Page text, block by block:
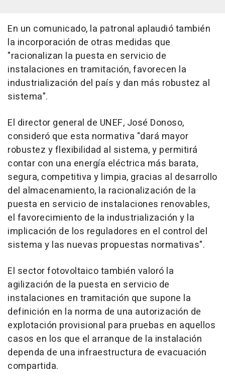
En un comunicado, la patronal aplaudió también
la incorporación de otras medidas que
"racionalizan la puesta en servicio de
instalaciones en tramitación, favorecen la
industrialización del país y dan más robustez al
sistema".
El director general de UNEF, José Donoso,
consideró que esta normativa "dará mayor
robustez y flexibilidad al sistema, y permitirá
contar con una energía eléctrica más barata,
segura, competitiva y limpia, gracias al desarrollo
del almacenamiento, la racionalización de la
puesta en servicio de instalaciones renovables,
el favorecimiento de la industrialización y la
implicación de los reguladores en el control del
sistema y las nuevas propuestas normativas".
El sector fotovoltaico también valoró la
agilización de la puesta en servicio de
instalaciones en tramitación que supone la
definición en la norma de una autorización de
explotación provisional para pruebas en aquellos
casos en los que el arranque de la instalación
dependa de una infraestructura de evacuación
compartida.